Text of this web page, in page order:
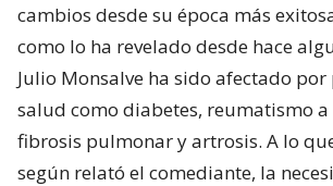
cambios desde su época más
como lo ha revelado desde hace
Julio Monsalve ha sido afectado
salud como diabetes, reumatismo a
fibrosis pulmonar y artrosis. A lo
según relató el comediante, la